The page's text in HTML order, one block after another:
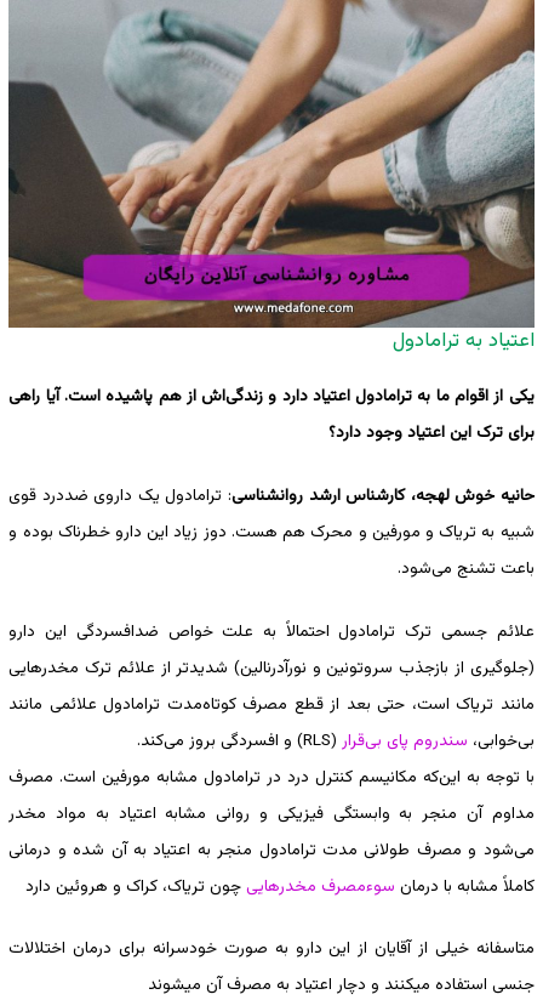
اعتیاد به ترامادول
یکی از اقوام ما به ترامادول اعتیاد دارد و زندگی‌اش از هم پاشیده است. آیا راهی
برای ترک این اعتیاد وجود دارد؟
حانیه خوش لهجه، کارشناس ارشد روانشناسی: ترامادول یک داروی ضددرد قوی
شبیه به تریاک و مورفین و محرک هم هست. دوز زیاد این دارو خطرناک بوده و
باعت تشنج می‌شود.
علائم جسمی ترک ترامادول احتمالاً به علت خواص ضدافسردگی این دارو
(جلوگیری از بازجذب سروتونین و نورآدرنالین) شدیدتر از علائم ترک مخدرهایی
مانند تریاک است، حتی بعد از قطع مصرف کوتاه‌مدت ترامادول علائمی مانند
بی‌خوابی، سندروم پای بی‌قرار (RLS) و افسردگی بروز می‌کند.
با توجه به این‌که مکانیسم کنترل درد در ترامادول مشابه مورفین است. مصرف
مداوم آن منجر به وابستگی فیزیکی و روانی مشابه اعتیاد به مواد مخدر
می‌شود و مصرف طولانی مدت ترامادول منجر به اعتیاد به آن شده و درمانی
کاملاً مشابه با درمان سوءمصرف مخدرهاییچون تریاک، کراک و هروئین دارد
متاسفانه خیلی از آقایان از این دارو به صورت خودسرانه برای درمان اختلالات
جنسی استفاده میکنند و دچار اعتیاد به مصرف آن میشوند